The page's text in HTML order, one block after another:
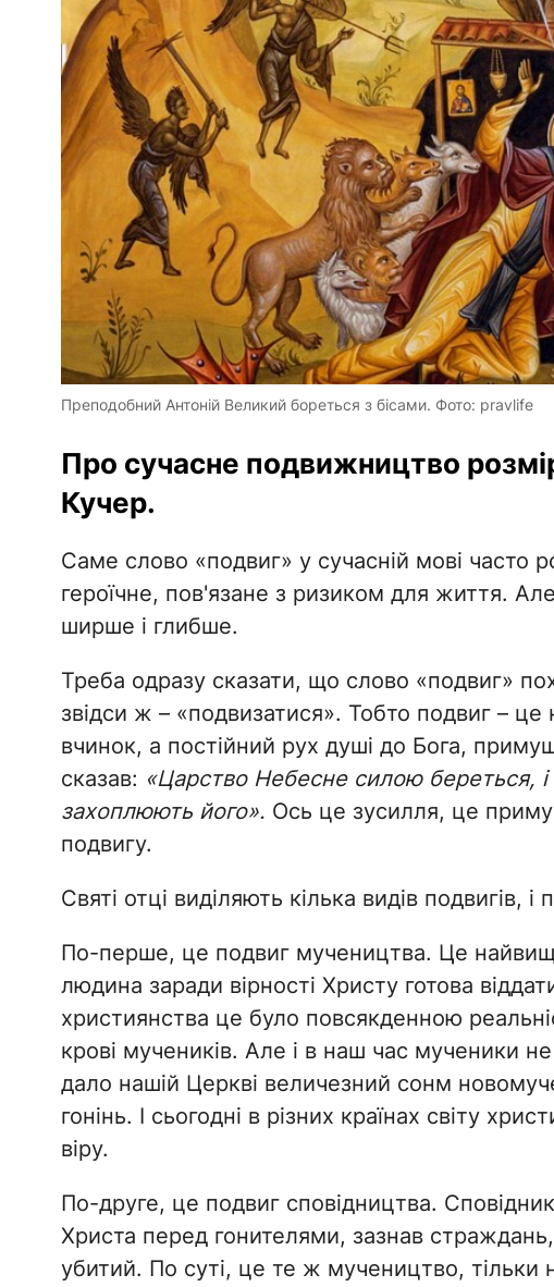
Преподобний Антоній Великий бореться з бісами. Фото: pravlife
Про сучасне подвижництво
Кучер.
Саме слово «подвиг» у сучасній мові часто
героїчне, пов'язане з ризиком для життя.
ширше і глибше.
Треба одразу сказати, що слово «подвиг»
звідси ж – «подвизатися». Тобто подвиг – це
вчинок, а постійний рух душі до Бога,
сказав: «Царство Небесне силою береться, і
захоплюють його». Ось це зусилля, це
подвигу.
Святі отці виділяють кілька видів подвигів,
По-перше, це подвиг мучеництва. Це
людина заради вірності Христу готова
християнства це було повсякденною
крові мучеників. Але і в наш час мученики
дало нашій Церкві величезний сонм
гонінь. І сьогодні в різних країнах світу
віру.
По-друге, це подвиг сповідництва.
Христа перед гонителями, зазнав
убитий. По суті, це те ж мучеництво, тільки